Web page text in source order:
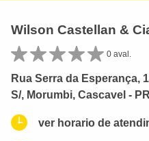
Wilson Castellan &
0 aval.
Rua Serra da Esperança,
S/, Morumbi, Cascavel - PR
ver horario de